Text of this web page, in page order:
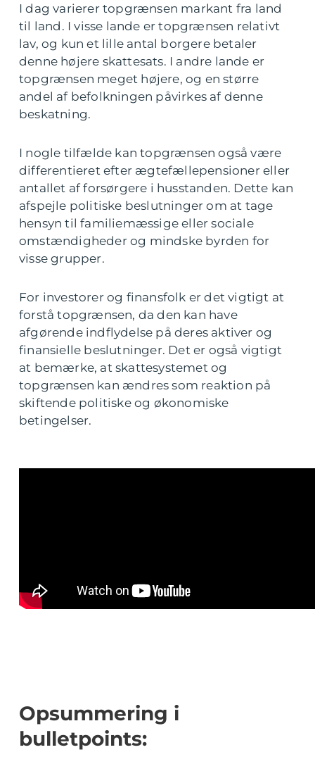
I dag varierer topgrænsen markant fra land
til land. I visse lande er topgrænsen relativt
lav, og kun et lille antal borgere betaler
denne højere skattesats. I andre lande er
topgrænsen meget højere, og en større
andel af befolkningen påvirkes af denne
beskatning.
I nogle tilfælde kan topgrænsen også være
differentieret efter ægtefællepensioner eller
antallet af forsørgere i husstanden. Dette kan
afspejle politiske beslutninger om at tage
hensyn til familiemæssige eller sociale
omstændigheder og mindske byrden for
visse grupper.
For investorer og finansfolk er det vigtigt at
forstå topgrænsen, da den kan have
afgørende indflydelse på deres aktiver og
finansielle beslutninger. Det er også vigtigt
at bemærke, at skattesystemet og
topgrænsen kan ændres som reaktion på
skiftende politiske og økonomiske
betingelser.
Opsummering i
bulletpoints: